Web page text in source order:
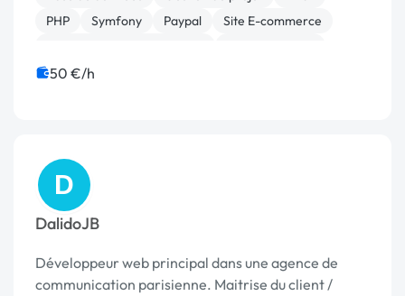
libéra...
PHP
Symfony Paypal
Site E-commerce
50 €/h
D
DalidoJB
Développeur web principal dans une agence de
communication parisienne. Maitrise du client /